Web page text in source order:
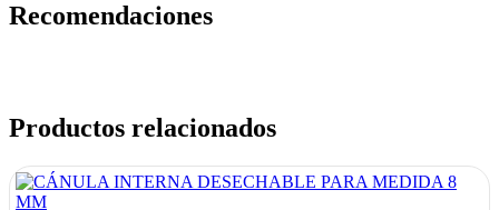
Recomendaciones
Productos relacionados